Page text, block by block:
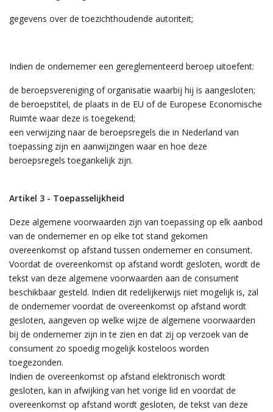
gegevens over de toezichthoudende autoriteit;
Indien de ondernemer een gereglementeerd beroep uitoefent:
de beroepsvereniging of organisatie waarbij hij is aangesloten;
de beroepstitel, de plaats in de EU of de Europese Economische
Ruimte waar deze is toegekend;
een verwijzing naar de beroepsregels die in Nederland van
toepassing zijn en aanwijzingen waar en hoe deze
beroepsregels toegankelijk zijn.
Artikel 3 - Toepasselijkheid
Deze algemene voorwaarden zijn van toepassing op elk aanbod
van de ondernemer en op elke tot stand gekomen
overeenkomst op afstand tussen ondernemer en consument.
Voordat de overeenkomst op afstand wordt gesloten, wordt de
tekst van deze algemene voorwaarden aan de consument
beschikbaar gesteld. Indien dit redelijkerwijs niet mogelijk is, zal
de ondernemer voordat de overeenkomst op afstand wordt
gesloten, aangeven op welke wijze de algemene voorwaarden
bij de ondernemer zijn in te zien en dat zij op verzoek van de
consument zo spoedig mogelijk kosteloos worden
toegezonden.
Indien de overeenkomst op afstand elektronisch wordt
gesloten, kan in afwijking van het vorige lid en voordat de
overeenkomst op afstand wordt gesloten, de tekst van deze